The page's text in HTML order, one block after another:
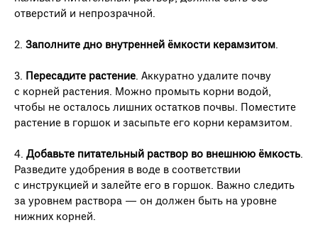
отверстий и непрозрачной.
2. Заполните дно внутренней ёмкости керамзитом.
3. Пересадите растение. Аккуратно удалите почву
с корней растения. Можно промыть корни водой,
чтобы не осталось лишних остатков почвы. Поместите
растение в горшок и засыпьте его корни керамзитом.
4. Добавьте питательный раствор во внешнюю ёмкость.
Разведите удобрения в воде в соответствии
с инструкцией и залейте его в горшок. Важно следить
за уровнем раствора — он должен быть на уровне
нижних корней.